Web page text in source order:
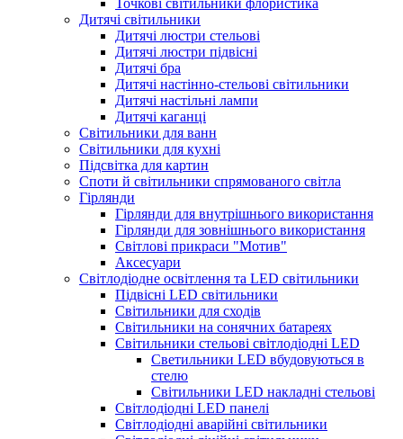
Точкові світильники флористика
Дитячі світильники
Дитячі люстри стельові
Дитячі люстри підвісні
Дитячі бра
Дитячі настінно-стельові світильники
Дитячі настільні лампи
Дитячі каганці
Світильники для ванн
Світильники для кухні
Підсвітка для картин
Споти й світильники спрямованого світла
Гірлянди
Гірлянди для внутрішнього використання
Гірлянди для зовнішнього використання
Світлові прикраси "Мотив"
Аксесуари
Світлодіодне освітлення та LED світильники
Підвісні LED світильники
Світильники для сходів
Світильники на сонячних батареях
Світильники стельові світлодіодні LED
Cветильники LED вбудовуються в
стелю
Світильники LED накладні стельові
Світлодіодні LED панелі
Світлодіодні аварійні світильники